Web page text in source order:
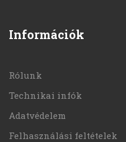
Információk
Rólunk
Technikai infók
Adatvédelem
Felhasználási feltételek